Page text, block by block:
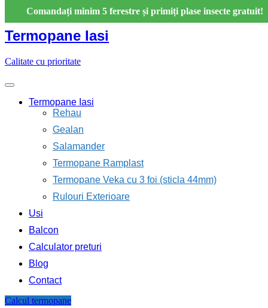
Comandați minim 5 ferestre și primiți plase insecte gratuit!
content
Termopane Iasi
Calitate cu prioritate
Termopane Iasi
Rehau
Gealan
Salamander
Termopane Ramplast
Termopane Veka cu 3 foi (sticla 44mm)
Rulouri Exterioare
Usi
Balcon
Calculator preturi
Blog
Contact
Calcul termopane